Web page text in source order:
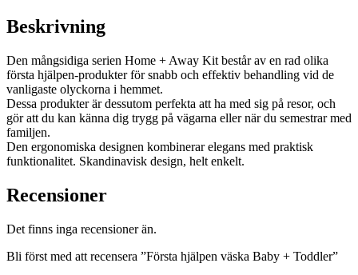
Beskrivning
Den mångsidiga serien Home + Away Kit består av en rad olika
första hjälpen-produkter för snabb och effektiv behandling vid de
vanligaste olyckorna i hemmet.
Dessa produkter är dessutom perfekta att ha med sig på resor, och
gör att du kan känna dig trygg på vägarna eller när du semestrar med
familjen.
Den ergonomiska designen kombinerar elegans med praktisk
funktionalitet. Skandinavisk design, helt enkelt.
Recensioner
Det finns inga recensioner än.
Bli först med att recensera ”Första hjälpen väska Baby + Toddler”